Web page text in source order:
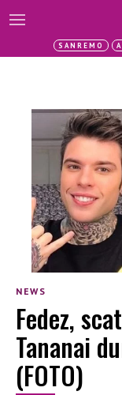
SANREMO
NEWS
Fedez,
Tananai
(FOTO)